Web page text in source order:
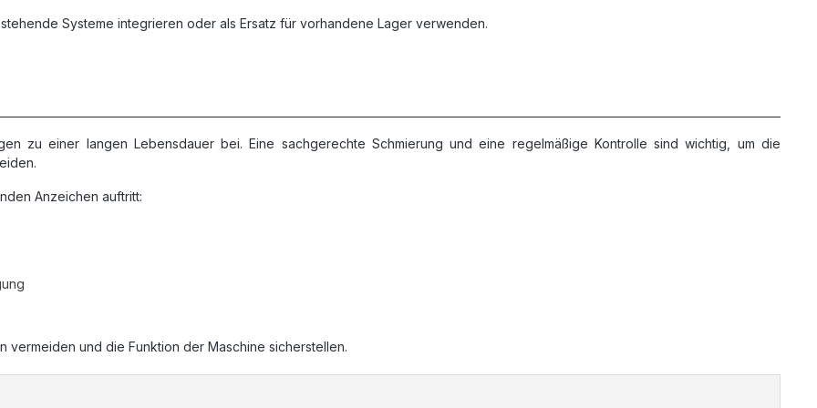
Systeme integrieren oder als Ersatz für vorhandene Lager verwenden.
zu einer langen Lebensdauer bei. Eine sachgerechte Schmierung und eine regelmäßige Kontrolle sind wichtig, um die
Anzeichen auftritt:
vermeiden und die Funktion der Maschine sicherstellen.